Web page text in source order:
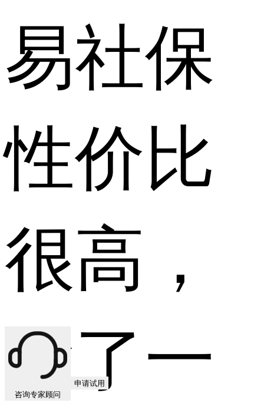
易社保
性价比
很高，
除了一
咨询专家顾问
申请试用